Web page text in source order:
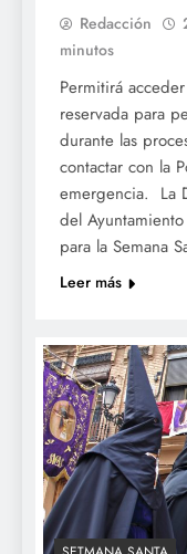
Redacción
minutos
Permitirá
reservada para
durante las
contactar con la
emergencia. La
del
para la Semana
Leer más